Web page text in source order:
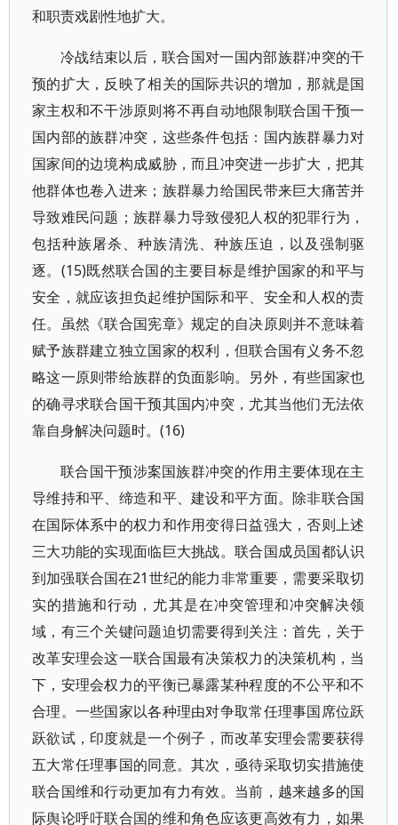
和职责戏剧性地扩大。
冷战结束以后，联合国对一国内部族群冲突的干
预的扩大，反映了相关的国际共识的增加，那就是国
家主权和不干涉原则将不再自动地限制联合国干预一
国内部的族群冲突，这些条件包括：国内族群暴力对
国家间的边境构成威胁，而且冲突进一步扩大，把其
他群体也卷入进来；族群暴力给国民带来巨大痛苦并
导致难民问题；族群暴力导致侵犯人权的犯罪行为，
包括种族屠杀、种族清洗、种族压迫，以及强制驱
逐。(15)既然联合国的主要目标是维护国家的和平与
安全，就应该担负起维护国际和平、安全和人权的责
任。虽然《联合国宪章》规定的自决原则并不意味着
赋予族群建立独立国家的权利，但联合国有义务不忽
略这一原则带给族群的负面影响。另外，有些国家也
的确寻求联合国干预其国内冲突，尤其当他们无法依
靠自身解决问题时。(16)
联合国干预涉案国族群冲突的作用主要体现在主
导维持和平、缔造和平、建设和平方面。除非联合国
在国际体系中的权力和作用变得日益强大，否则上述
三大功能的实现面临巨大挑战。联合国成员国都认识
到加强联合国在21世纪的能力非常重要，需要采取切
实的措施和行动，尤其是在冲突管理和冲突解决领
域，有三个关键问题迫切需要得到关注：首先，关于
改革安理会这一联合国最有决策权力的决策机构，当
下，安理会权力的平衡已暴露某种程度的不公平和不
合理。一些国家以各种理由对争取常任理事国席位跃
跃欲试，印度就是一个例子，而改革安理会需要获得
五大常任理事国的同意。其次，亟待采取切实措施使
联合国维和行动更加有力有效。当前，越来越多的国
际舆论呼吁联合国的维和角色应该更高效有力，如果